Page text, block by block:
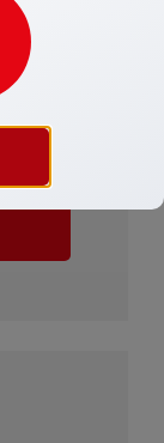
údajů